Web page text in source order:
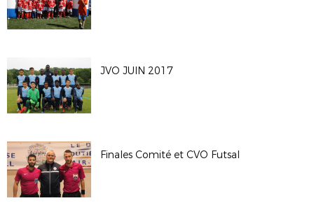
JVO JUIN 2017
Finales Comité et CVO Futsal